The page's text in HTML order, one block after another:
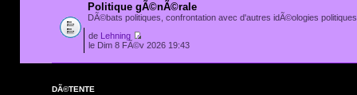
Politique gÃ©nÃ©rale
DÃ©bats politiques, confrontation avec d'autres idÃ©ologies
de
Lehning
le Dim 8 FÃ©v 2026 19:43
DÃ©TENTE